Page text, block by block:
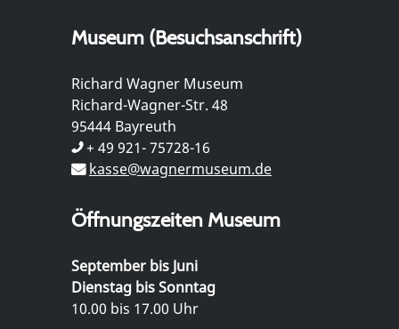
Museum (Besuchsanschrift)
Richard Wagner Museum
Richard-Wagner-Str. 48
95444 Bayreuth
+ 49 921- 75728-16
kasse@wagnermuseum.de
Öffnungszeiten Museum
September bis Juni
Dienstag bis Sonntag
10.00 bis 17.00 Uhr